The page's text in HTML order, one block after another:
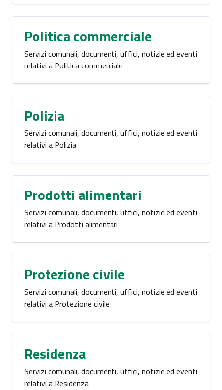
Politica commerciale
Servizi comunali, documenti, uffici, notizie ed eventi
relativi a Politica commerciale
Polizia
Servizi comunali, documenti, uffici, notizie ed eventi
relativi a Polizia
Prodotti alimentari
Servizi comunali, documenti, uffici, notizie ed eventi
relativi a Prodotti alimentari
Protezione civile
Servizi comunali, documenti, uffici, notizie ed eventi
relativi a Protezione civile
Residenza
Servizi comunali, documenti, uffici, notizie ed eventi
relativi a Residenza